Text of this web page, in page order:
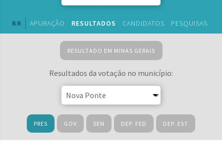
BR APURAÇÃO RESULTADOS CANDIDATOS PESQUISAS
RESULTADO EM MINAS GERAIS
Resultados da votação no município:
PRES GOV SEN DEP. FED DEP. EST